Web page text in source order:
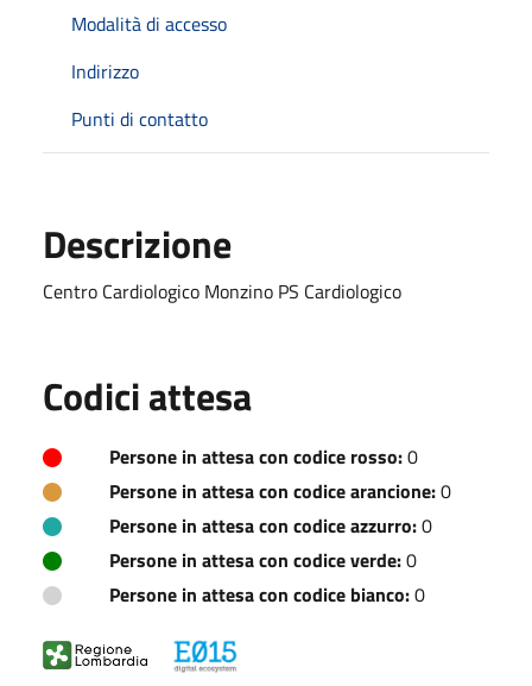
Modalità di accesso
Indirizzo
Punti di contatto
Descrizione
Centro Cardiologico Monzino PS Cardiologico
Codici attesa
Persone in attesa con codice rosso:0
Persone in attesa con codice arancione:0
Persone in attesa con codice azzurro:0
Persone in attesa con codice verde:0
Persone in attesa con codice bianco:0